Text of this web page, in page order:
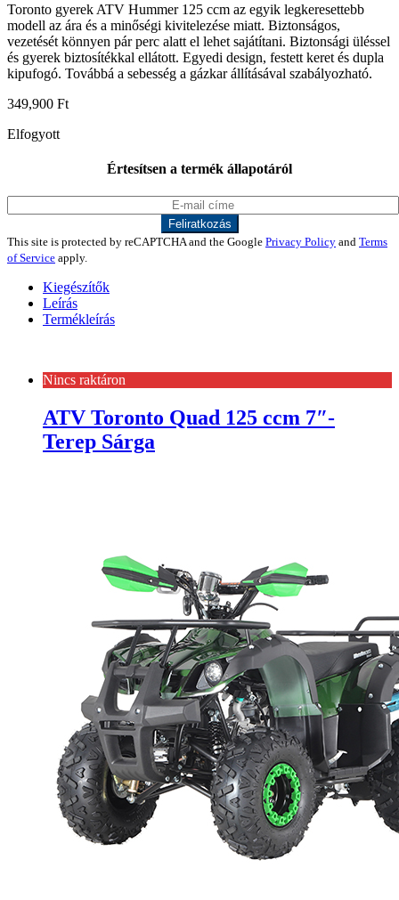
Toronto gyerek ATV Hummer 125 ccm az egyik legkeresettebb
modell az ára és a minőségi kivitelezése miatt. Biztonságos,
vezetését könnyen pár perc alatt el lehet sajátítani. Biztonsági üléssel
és gyerek biztosítékkal ellátott. Egyedi design, festett keret és dupla
kipufogó. Továbbá a sebesség a gázkar állításával szabályozható.
349,900 Ft
Elfogyott
Értesítsen a termék állapotáról
This site is protected by reCAPTCHA and the Google Privacy Policy and Terms
of Service apply.
Kiegészítők
Leírás
Termékleírás
Nincs raktáron
ATV Toronto Quad 125 ccm 7″-
Terep Sárga